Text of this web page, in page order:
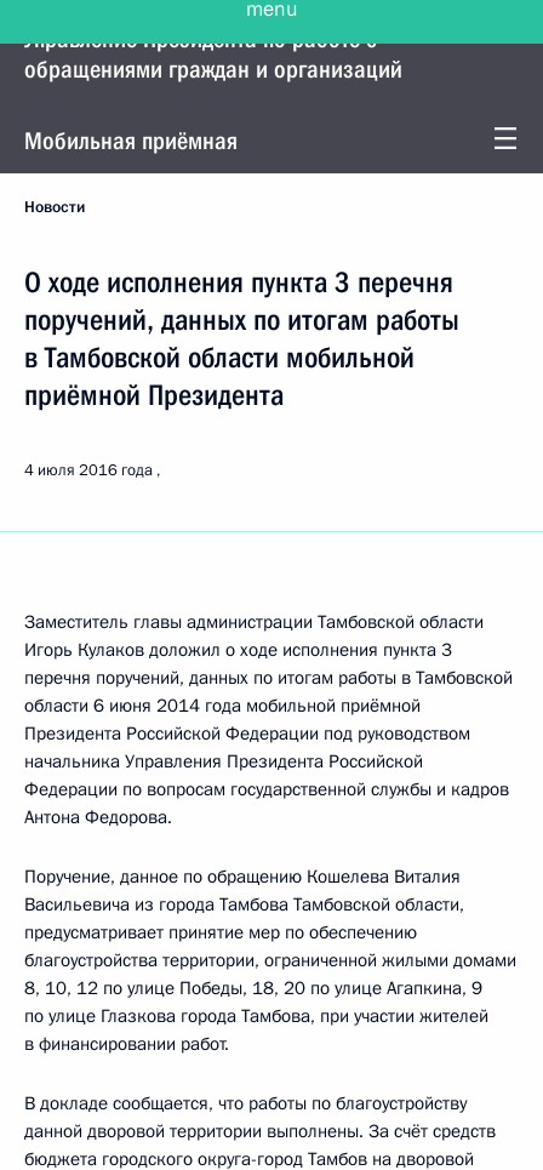
Управление Президента по работе с
обращениями граждан и организаций
Мобильная приёмная
Новости
О ходе исполнения пункта 3 перечня
поручений, данных по итогам работы
в Тамбовской области мобильной
приёмной Президента
4 июля 2016 года
Заместитель главы администрации Тамбовской области
Игорь Кулаков доложил о ходе исполнения пункта 3
перечня поручений, данных по итогам работы в Тамбовской
области 6 июня 2014 года мобильной приёмной
Президента Российской Федерации под руководством
начальника Управления Президента Российской
Федерации по вопросам государственной службы и кадров
Антона Федорова.
Поручение, данное по обращению Кошелева Виталия
Васильевича из города Тамбова Тамбовской области,
предусматривает принятие мер по обеспечению
благоустройства территории, ограниченной жилыми домами
8, 10, 12 по улице Победы, 18, 20 по улице Агапкина, 9
по улице Глазкова города Тамбова, при участии жителей
в финансировании работ.
В докладе сообщается, что работы по благоустройству
данной дворовой территории выполнены. За счёт средств
бюджета городского округа-город Тамбов на дворовой